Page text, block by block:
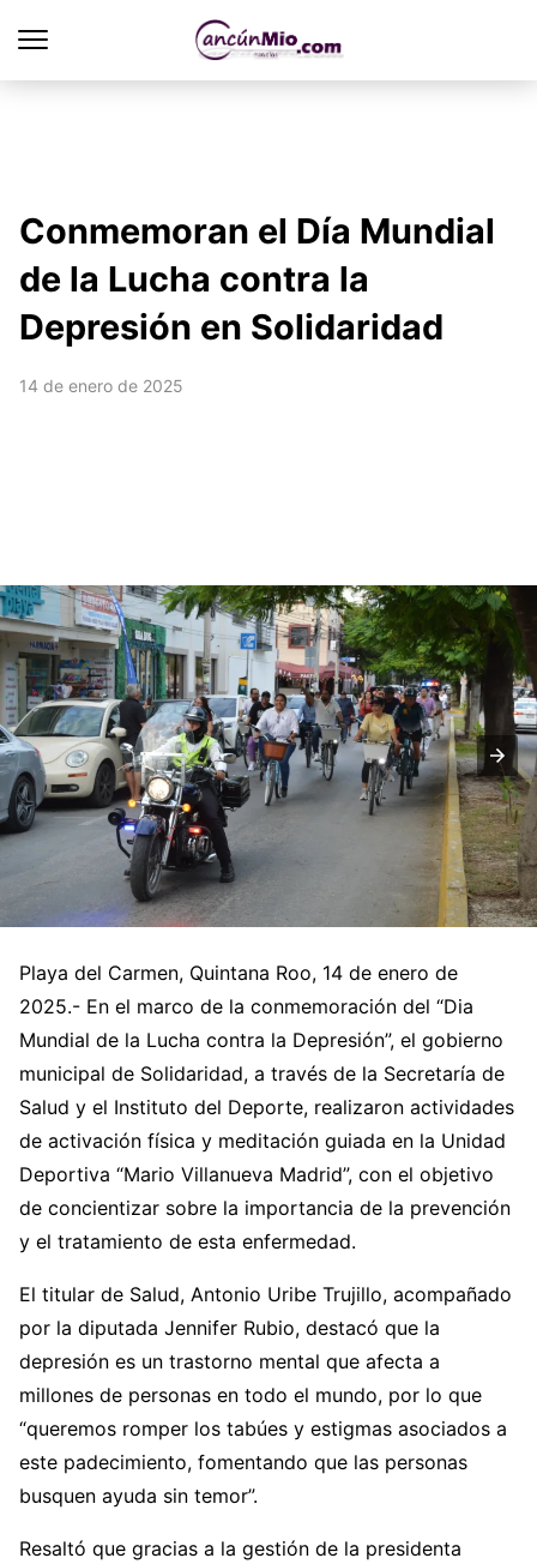
Conmemoran el Día Mundial
de la Lucha contra la
Depresión en Solidaridad
14 de enero de 2025
Playa del Carmen, Quintana Roo, 14 de enero de
2025.- En el marco de la conmemoración del “Dia
Mundial de la Lucha contra la Depresión”, el gobierno
municipal de Solidaridad, a través de la Secretaría de
Salud y el Instituto del Deporte, realizaron actividades
de activación física y meditación guiada en la Unidad
Deportiva “Mario Villanueva Madrid”, con el objetivo
de concientizar sobre la importancia de la prevención
y el tratamiento de esta enfermedad.
El titular de Salud, Antonio Uribe Trujillo, acompañado
por la diputada Jennifer Rubio, destacó que la
depresión es un trastorno mental que afecta a
millones de personas en todo el mundo, por lo que
“queremos romper los tabúes y estigmas asociados a
este padecimiento, fomentando que las personas
busquen ayuda sin temor”.
Resaltó que gracias a la gestión de la presidenta